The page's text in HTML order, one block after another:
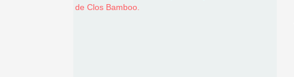
de Clos Bamboo.